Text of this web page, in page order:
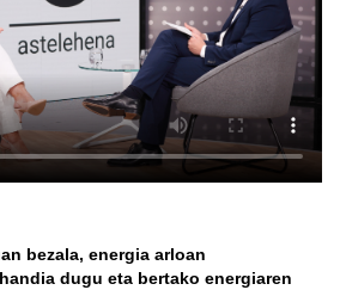
bezala, energia arloan
dugu eta bertako energiaren